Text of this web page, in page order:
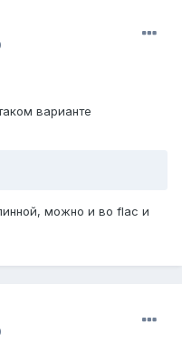
варианте
можно и во flac и